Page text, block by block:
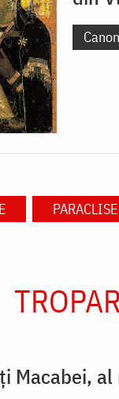
Canon
PARACLISE
Macabei,